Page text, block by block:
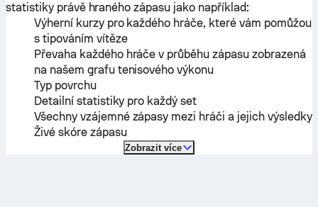
statistiky právě hraného zápasu jako například:
Výherní kurzy pro každého hráče, které vám pomůžou
s tipováním vítěze
Převaha každého hráče v průběhu zápasu zobrazená
na našem grafu tenisového výkonu
Typ povrchu
Detailní statistiky pro každý set
Všechny vzájemné zápasy mezi hráči a jejich výsledky
Živé skóre zápasu
Zobrazit více